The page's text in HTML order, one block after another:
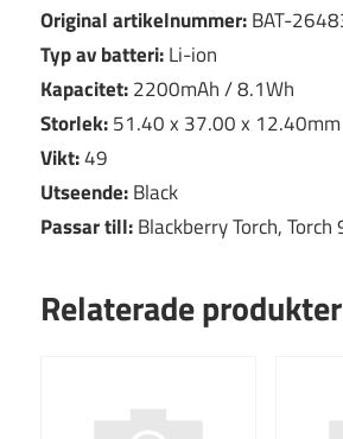
Original artikelnummer:BAT-
Typ av batteri:Li-ion
Kapacitet:2200mAh / 8.1Wh
Storlek:51.40 x 37.00 x 12.40mm
Vikt:49
Utseende:Black
Passar till:Blackberry Torch,
Relaterade produkter